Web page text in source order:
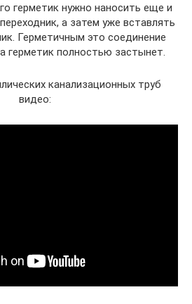
герметик нужно наносить еще и
а затем уже вставлять
Герметичным это соединение
герметик полностью застынет.
канализационных труб
видео: